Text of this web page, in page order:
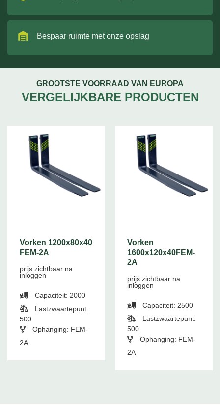
Bespaar ruimte met onze opslag
GROOTSTE VOORRAAD VAN EUROPA
VERGELIJKBARE PRODUCTEN
Vorken 1200x80x40
FEM-2A
prijs zichtbaar na
inloggen
Capaciteit: 2000
Lastzwaartepunt:
500
Ophanging: FEM-
2A
Vorken
1600x120x40FEM-
2A
prijs zichtbaar na
inloggen
Capaciteit: 2500
Lastzwaartepunt:
500
Ophanging: FEM-
2A